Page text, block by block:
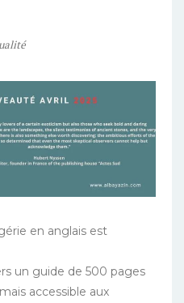
en anglais est
un guide de 500 pages
accessible aux